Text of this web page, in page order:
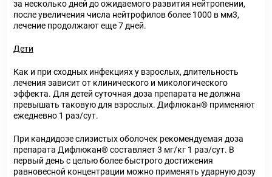
за несколько дней до ожидаемого развития нейтропении,
после увеличения числа нейтрофилов более 1000 в мм3,
лечение продолжают еще 7 дней.
Дети
Как и при сходных инфекциях у взрослых, длительность
лечения зависит от клинического и микологического
эффекта. Для детей суточная доза препарата не должна
превышать таковую для взрослых. Дифлюкан® применяют
ежедневно 1 раз/сут.
При кандидозе слизистых оболочек рекомендуемая доза
препарата Дифлюкан®составляет 3 мг/кг 1 раз/сут. В
первый день с целью более быстрого достижения
равновесной концентрации можно применять ударную дозу